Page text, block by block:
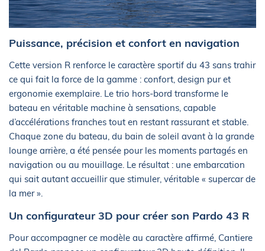
Puissance, précision et confort en navigation
Cette version R renforce le caractère sportif du 43 sans trahir
ce qui fait la force de la gamme : confort, design pur et
ergonomie exemplaire. Le trio hors-bord transforme le
bateau en véritable machine à sensations, capable
d’accélérations franches tout en restant rassurant et stable.
Chaque zone du bateau, du bain de soleil avant à la grande
lounge arrière, a été pensée pour les moments partagés en
navigation ou au mouillage. Le résultat : une embarcation
qui sait autant accueillir que stimuler, véritable « supercar de
la mer ».
Un configurateur 3D pour créer son Pardo 43 R
Pour accompagner ce modèle au caractère affirmé, Cantiere